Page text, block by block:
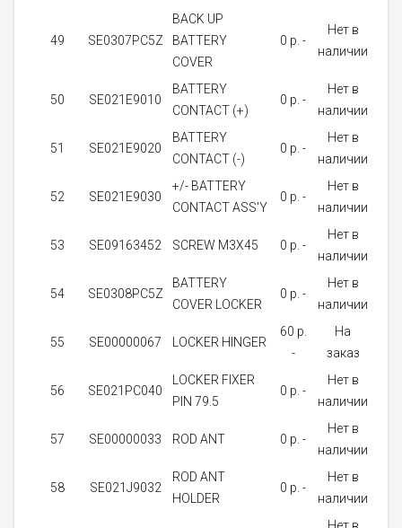
49 SE0307PC5Z
BACK UP
BATTERY
COVER
0 p. -
Нет в
наличии
50 SE021E9010
BATTERY
CONTACT (+)
0 p. -
Нет в
наличии
51 SE021E9020
BATTERY
CONTACT (-)
0 p. -
Нет в
наличии
52 SE021E9030
+/- BATTERY
CONTACT ASS'Y
0 p. -
Нет в
наличии
53 SE09163452 SCREW M3X45 0 p. -
Нет в
наличии
54 SE0308PC5Z
BATTERY
COVER LOCKER
0 p. -
Нет в
наличии
55 SE00000067 LOCKER HINGER
60 p.
-
На
заказ
56 SE021PC040
LOCKER FIXER
PIN 79.5
0 p. -
Нет в
наличии
57 SE00000033 ROD ANT 0 p. -
Нет в
наличии
58 SE021J9032
ROD ANT
HOLDER
0 p. -
Нет в
наличии